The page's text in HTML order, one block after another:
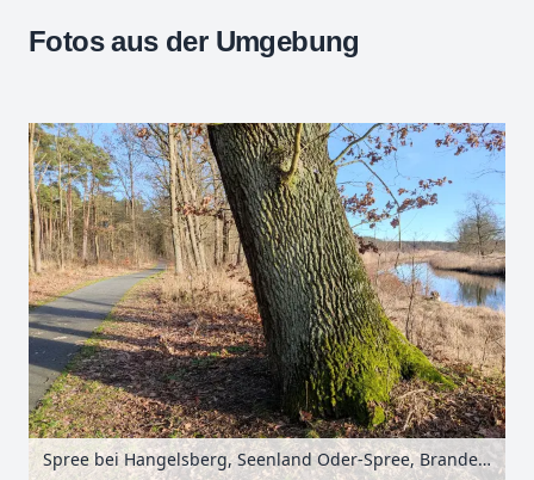
Fotos aus der Umgebung
+
−
Spree bei Hangelsberg, Seenland Oder-Spree, Brandenburg, Deutschland